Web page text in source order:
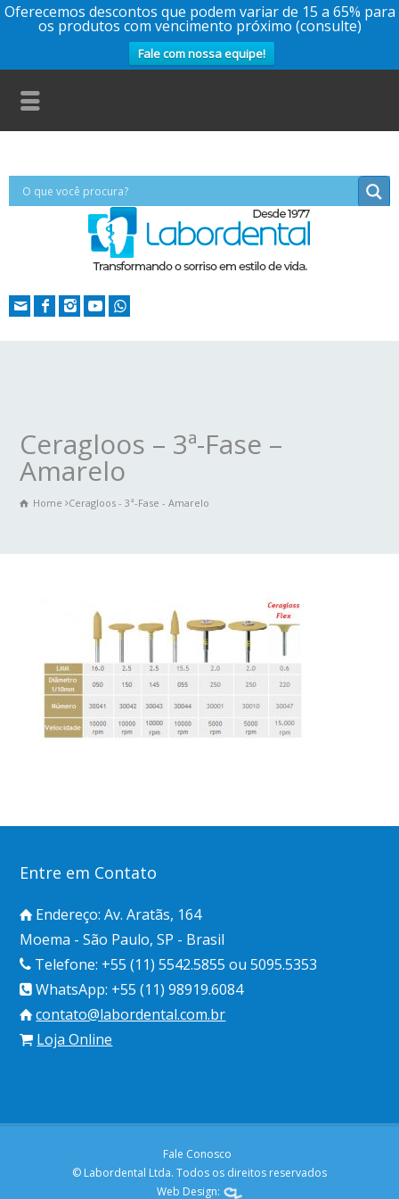
Oferecemos descontos que podem variar de 15 a 65% para
os produtos com vencimento próximo (consulte)
Fale com nossa equipe!
Ceragloos – 3ª-Fase –
Amarelo
Home Ceragloos - 3ª-Fase - Amarelo
Entre em Contato
Endereço: Av. Aratãs, 164
Moema - São Paulo, SP - Brasil
Telefone: +55 (11) 5542.5855 ou 5095.5353
WhatsApp: +55 (11) 98919.6084
contato@labordental.com.br
Loja Online
Fale Conosco
© Labordental Ltda. Todos os direitos reservados
Web Design: